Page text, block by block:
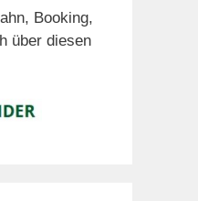
Booking,
über diesen